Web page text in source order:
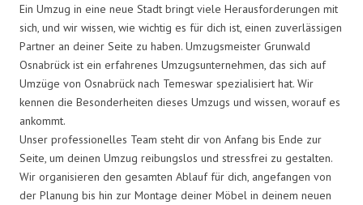
Ein Umzug in eine neue Stadt bringt viele Herausforderungen mit
sich, und wir wissen, wie wichtig es für dich ist, einen zuverlässigen
Partner an deiner Seite zu haben. Umzugsmeister Grunwald
Osnabrück ist ein erfahrenes Umzugsunternehmen, das sich auf
Umzüge von Osnabrück nach Temeswar spezialisiert hat. Wir
kennen die Besonderheiten dieses Umzugs und wissen, worauf es
ankommt.
Unser professionelles Team steht dir von Anfang bis Ende zur
Seite, um deinen Umzug reibungslos und stressfrei zu gestalten.
Wir organisieren den gesamten Ablauf für dich, angefangen von
der Planung bis hin zur Montage deiner Möbel in deinem neuen